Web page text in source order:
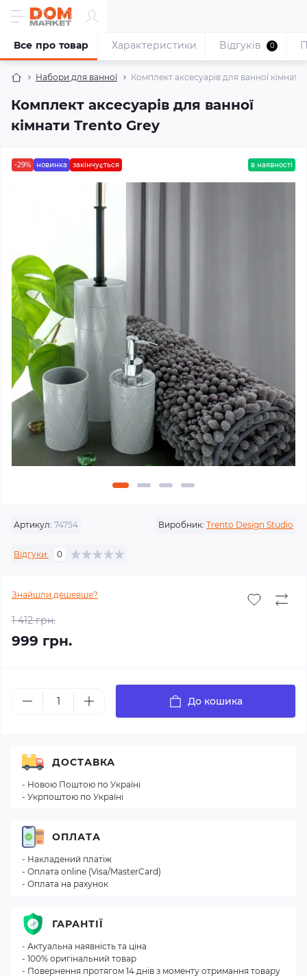
Набори для ванної Комплект аксесуарів для ванної
Комплект аксесуарів для ванної
кімнати Trento Grey
Все про товар Характеристики Відгуків 0
-29% новинка закінчується в наявності
Артикул: 74754 Виробник: Trento Design Studio
Відгуки: 0
Знайшли дешевше?
1 412 грн.
999 грн.
До кошика
ДОСТАВКА
- Новою Поштою по Україні
- Укрпоштою по Україні
ОПЛАТА
- Накладений платіж
- Оплата online (Visa/MasterCard)
- Оплата на рахунок
ГАРАНТІЇ
- Актуальна наявність та ціна
- 100% оригінальний товар
- Повернення протягом 14 днів з моменту отримання товару